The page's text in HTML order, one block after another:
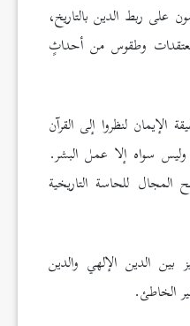
على ربط الدين بالتاريخ،
وطقوس من أحداثٍ
الإيمان لنظروا إلى القرآن
سواه إلا عمل البشر.
للحاسة التاريخية
بين الدين الإلهي والدين
الخاطئ.